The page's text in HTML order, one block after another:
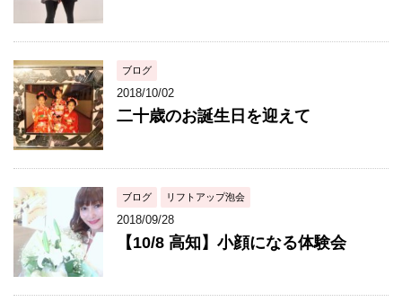
ブログ
2018/10/02
二十歳のお誕生日を迎えて
ブログ リフトアップ泡会
2018/09/28
【10/8 高知】小顔になる体験会